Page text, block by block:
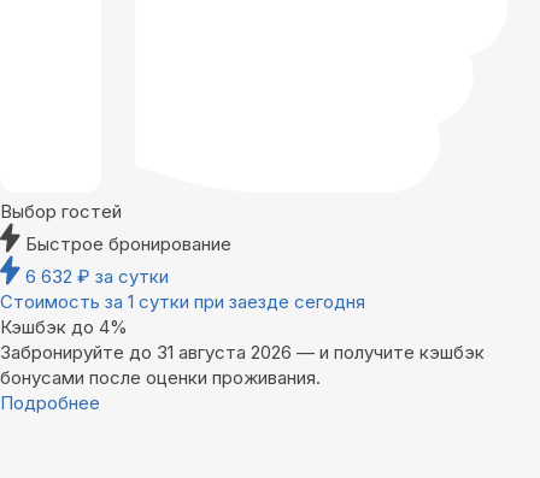
Выбор гостей
Быстрое бронирование
6 632 ₽ за сутки
Стоимость за 1 сутки при заезде сегодня
Кэшбэк до 4%
Забронируйте до 31 августа 2026 — и получите кэшбэк
бонусами после оценки проживания.
Подробнее